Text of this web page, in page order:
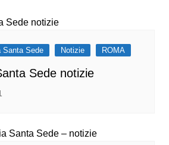
Santa Sede Notizie ROMA
Sede notizie